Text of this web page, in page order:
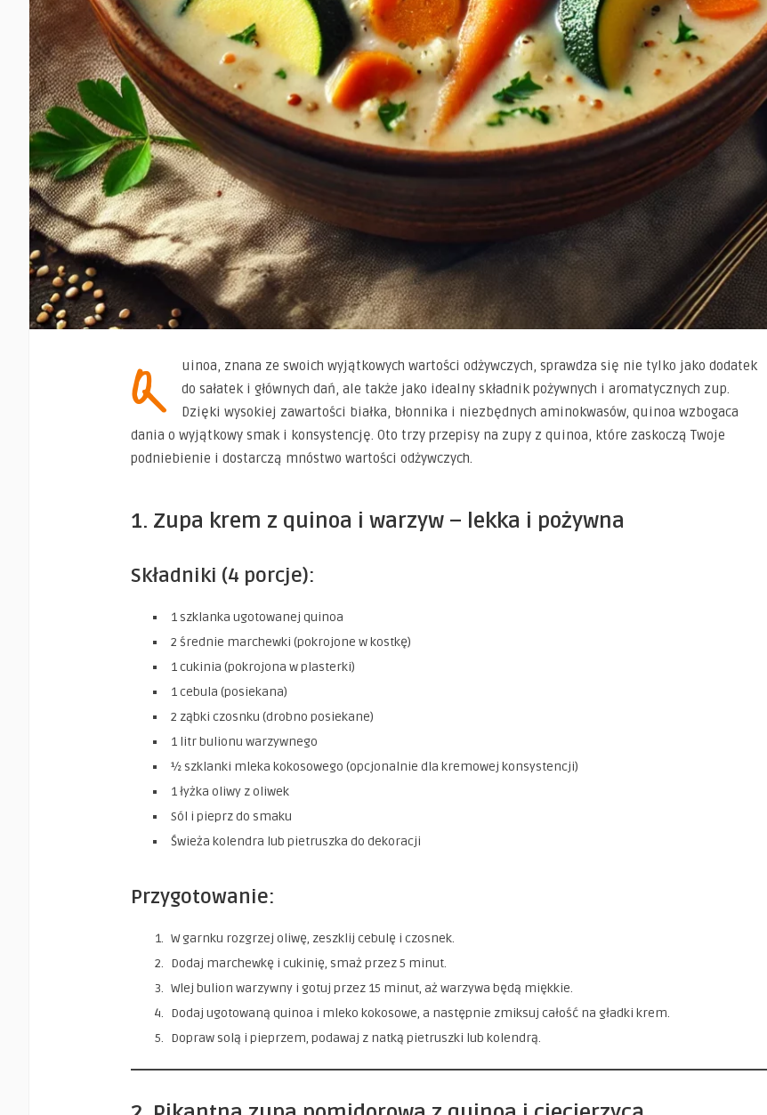
Q
uinoa, znana ze swoich wyjątkowych wartości odżywczych, sprawdza się nie tylko jako dodatek
do sałatek i głównych dań, ale także jako idealny składnik pożywnych i aromatycznych zup.
Dzięki wysokiej zawartości białka, błonnika i niezbędnych aminokwasów, quinoa wzbogaca
dania o wyjątkowy smak i konsystencję. Oto trzy przepisy na zupy z quinoa, które zaskoczą Twoje
podniebienie i dostarczą mnóstwo wartości odżywczych.
1. Zupa krem z quinoa i warzyw – lekka i pożywna
Składniki (4 porcje):
1 szklanka ugotowanej quinoa
2 średnie marchewki (pokrojone w kostkę)
1 cukinia (pokrojona w plasterki)
1 cebula (posiekana)
2 ząbki czosnku (drobno posiekane)
1 litr bulionu warzywnego
½ szklanki mleka kokosowego (opcjonalnie dla kremowej konsystencji)
1 łyżka oliwy z oliwek
Sól i pieprz do smaku
Świeża kolendra lub pietruszka do dekoracji
Przygotowanie:
W garnku rozgrzej oliwę, zeszklij cebulę i czosnek.
Dodaj marchewkę i cukinię, smaż przez 5 minut.
Wlej bulion warzywny i gotuj przez 15 minut, aż warzywa będą miękkie.
Dodaj ugotowaną quinoa i mleko kokosowe, a następnie zmiksuj całość na gładki krem.
Dopraw solą i pieprzem, podawaj z natką pietruszki lub kolendrą.